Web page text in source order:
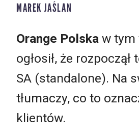
MAREK JAŚLAN
Orange Polska w tym
ogłosił, że rozpoczął
SA (standalone). Na
tłumaczy, co to
klientów.